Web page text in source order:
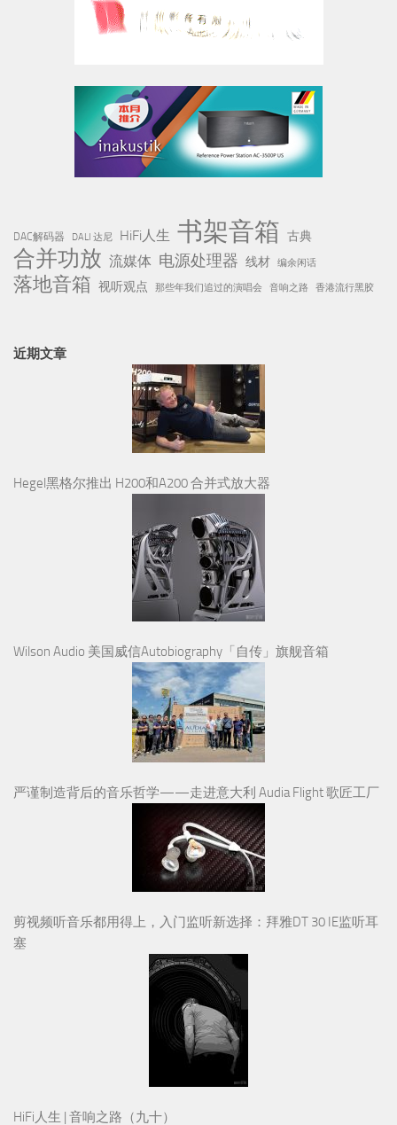
DAC解码器 DALI 达尼 HiFi人生 书架音箱 古典
合并功放 流媒体 电源处理器 线材 编余闲话
落地音箱 视听观点 那些年我们追过的演唱会 音响之路 香港流行黑胶
近期文章
Hegel黑格尔推出 H200和A200 合并式放大器
Wilson Audio 美国威信Autobiography「自传」旗舰音箱
严谨制造背后的音乐哲学——走进意大利 Audia Flight 歌匠工厂
剪视频听音乐都用得上，入门监听新选择：拜雅DT 30 IE监听耳
塞
HiFi人生 | 音响之路（九十）